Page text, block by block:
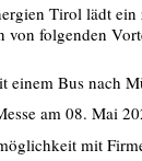
Tirol lädt
von folgenden
einem Bus nach
am 08. Mai
mit